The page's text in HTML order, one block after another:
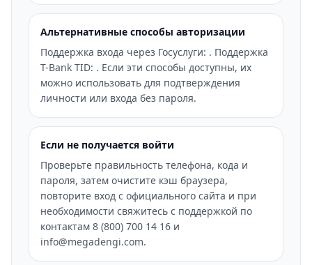
Альтернативные способы авторизации
Поддержка входа через Госуслуги: . Поддержка
T-Bank TID: . Если эти способы доступны, их
можно использовать для подтверждения
личности или входа без пароля.
Если не получается войти
Проверьте правильность телефона, кода и
пароля, затем очистите кэш браузера,
повторите вход с официального сайта и при
необходимости свяжитесь с поддержкой по
контактам 8 (800) 700 14 16 и
info@megadengi.com.